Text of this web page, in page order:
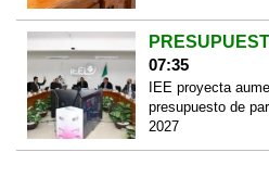
07:35
IEE proyecta
presupuesto de
2027